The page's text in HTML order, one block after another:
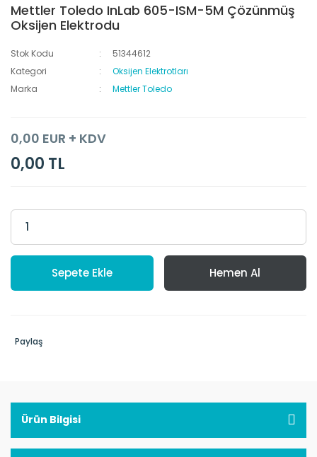
Mettler Toledo InLab 605-ISM-5M Çözünmüş
Oksijen Elektrodu
Stok Kodu
51344612
Kategori
Oksijen Elektrotları
Marka
Mettler Toledo
0,00 EUR + KDV
0,00 TL
Sepete Ekle Hemen Al
Paylaş
Ürün Bilgisi